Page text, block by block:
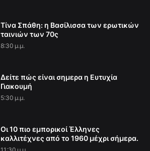
Τίνα Σπάθη: η Βασίλισσα των ερωτικών
ταινιών των 70ς
8:30 μ.μ.
Δείτε πώς είναι σημερα η Ευτυχία
Γιακουμή
5:30 μ.μ.
Οι 10 πιο εμπορικοί Έλληνες
καλλιτέχνες από το 1960 μέχρι σήμερα.